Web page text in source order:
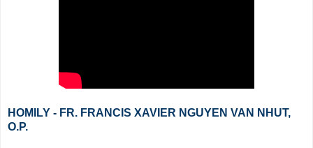
HOMILY - FR. FRANCIS XAVIER NGUYEN VAN NHUT,
O.P.